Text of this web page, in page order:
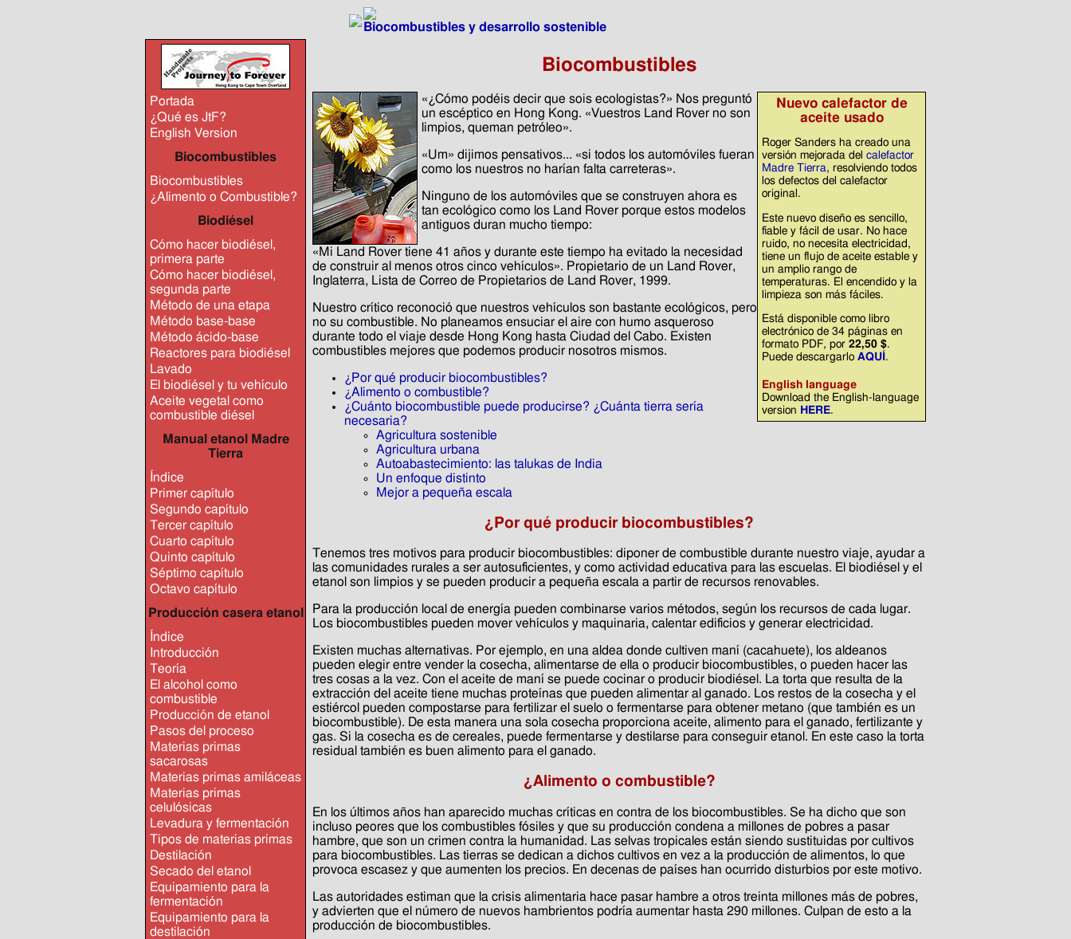
Biocombustibles y desarrollo sostenible
Biocombustibles
Nuevo calefactor de
aceite usado
Roger Sanders ha creado una
versión mejorada del calefactor
Madre Tierra, resolviendo todos
los defectos del calefactor
original.
Este nuevo diseño es sencillo,
fiable y fácil de usar. No hace
ruido, no necesita electricidad,
tiene un flujo de aceite estable y
un amplio rango de
temperaturas. El encendido y la
limpieza son más fáciles.
Está disponible como libro
electrónico de 34 páginas en
formato PDF, por 22,50 $.
Puede descargarlo AQUÍ .
English language
Download the English-language
version HERE.
«¿Cómo podéis decir que sois ecologistas?» Nos preguntó
un escéptico en Hong Kong. «Vuestros Land Rover no son
limpios, queman petróleo».
«Um» dijimos pensativos... «si todos los automóviles fueran
como los nuestros no harían falta carreteras».
Ninguno de los automóviles que se construyen ahora es
tan ecológico como los Land Rover porque estos modelos
antiguos duran mucho tiempo:
«Mi Land Rover tiene 41 años y durante este tiempo ha evitado la necesidad
de construir al menos otros cinco vehículos». Propietario de un Land Rover,
Inglaterra, Lista de Correo de Propietarios de Land Rover, 1999.
Nuestro crítico reconoció que nuestros vehículos son bastante ecológicos, pero
no su combustible. No planeamos ensuciar el aire con humo asqueroso
durante todo el viaje desde Hong Kong hasta Ciudad del Cabo. Existen
combustibles mejores que podemos producir nosotros mismos.
¿Por qué producir biocombustibles?
¿Alimento o combustible?
¿Cuánto biocombustible puede producirse? ¿Cuánta tierra sería
necesaria?
Agricultura sostenible
Agricultura urbana
Autoabastecimiento: las talukas de India
Un enfoque distinto
Mejor a pequeña escala
¿Por qué producir biocombustibles?
Tenemos tres motivos para producir biocombustibles: diponer de combustible durante nuestro viaje, ayudar a
las comunidades rurales a ser autosuficientes, y como actividad educativa para las escuelas. El biodiésel y el
etanol son limpios y se pueden producir a pequeña escala a partir de recursos renovables.
Para la producción local de energía pueden combinarse varios métodos, según los recursos de cada lugar.
Los biocombustibles pueden mover vehículos y maquinaria, calentar edificios y generar electricidad.
Existen muchas alternativas. Por ejemplo, en una aldea donde cultiven maní (cacahuete), los aldeanos
pueden elegir entre vender la cosecha, alimentarse de ella o producir biocombustibles, o pueden hacer las
tres cosas a la vez. Con el aceite de maní se puede cocinar o producir biodiésel. La torta que resulta de la
extracción del aceite tiene muchas proteínas que pueden alimentar al ganado. Los restos de la cosecha y el
estiércol pueden compostarse para fertilizar el suelo o fermentarse para obtener metano (que también es un
biocombustible). De esta manera una sola cosecha proporciona aceite, alimento para el ganado, fertilizante y
gas. Si la cosecha es de cereales, puede fermentarse y destilarse para conseguir etanol. En este caso la torta
residual también es buen alimento para el ganado.
¿Alimento o combustible?
En los últimos años han aparecido muchas críticas en contra de los biocombustibles. Se ha dicho que son
incluso peores que los combustibles fósiles y que su producción condena a millones de pobres a pasar
hambre, que son un crimen contra la humanidad. Las selvas tropicales están siendo sustituidas por cultivos
para biocombustibles. Las tierras se dedican a dichos cultivos en vez a la producción de alimentos, lo que
provoca escasez y que aumenten los precios. En decenas de países han ocurrido disturbios por este motivo.
Las autoridades estiman que la crisis alimentaria hace pasar hambre a otros treinta millones más de pobres,
y advierten que el número de nuevos hambrientos podría aumentar hasta 290 millones. Culpan de esto a la
producción de biocombustibles.
Portada
¿Qué es JtF?
English Version
Biocombustibles
Biocombustibles
¿Alimento o Combustible?
Biodiésel
Cómo hacer biodiésel,
primera parte
Cómo hacer biodiésel,
segunda parte
Método de una etapa
Método base-base
Método ácido-base
Reactores para biodiésel
Lavado
El biodiésel y tu vehículo
Aceite vegetal como
combustible diésel
Manual etanol Madre
Tierra
Índice
Primer capítulo
Segundo capítulo
Tercer capítulo
Cuarto capítulo
Quinto capítulo
Séptimo capítulo
Octavo capítulo
Producción casera etanol
Índice
Introducción
Teoría
El alcohol como
combustible
Producción de etanol
Pasos del proceso
Materias primas
sacarosas
Materias primas amiláceas
Materias primas
celulósicas
Levadura y fermentación
Tipos de materias primas
Destilación
Secado del etanol
Equipamiento para la
fermentación
Equipamiento para la
destilación